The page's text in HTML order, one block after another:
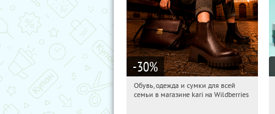
-30%
13:45:51 Получили:
Обувь, одежда и сумки для всей
семьи в магазине kari на Wildberries